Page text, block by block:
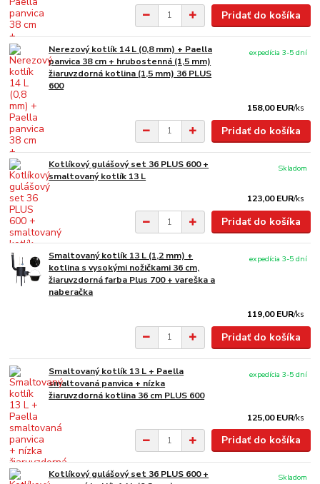
Pridať do košíka
Nerezový kotlík 14 L (0,8 mm) + Paella
panvica 38 cm + hrubostenná (1,5 mm)
žiaruvzdorná kotlina (1,5 mm) 36 PLUS
600
158,00 EUR/ks
expedícia 3-5 dní
Pridať do košíka
Kotlíkový gulášový set 36 PLUS 600 +
smaltovaný kotlík 13 L
123,00 EUR/ks
Skladom
Pridať do košíka
Smaltovaný kotlík 13 L (1,2 mm) +
kotlina s vysokými nožičkami 36 cm,
žiaruvzdorná farba Plus 700 + vareška a
naberačka
119,00 EUR/ks
expedícia 3-5 dní
Pridať do košíka
Smaltovaný kotlík 13 L + Paella
smaltovaná panvica + nízka
žiaruvzdorná kotlina 36 cm PLUS 600
125,00 EUR/ks
expedícia 3-5 dní
Pridať do košíka
Kotlíkový gulášový set 36 PLUS 600 +
Skladom